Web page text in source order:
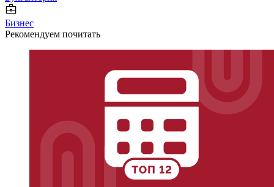
Бизнес
Рекомендуем почитать